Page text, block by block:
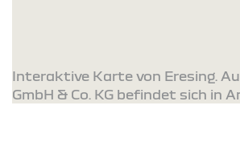
Interaktive Karte von Eresing.
GmbH & Co. KG befindet sich in